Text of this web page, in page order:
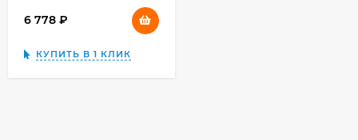
6 778
КУПИТЬ В 1 КЛИК